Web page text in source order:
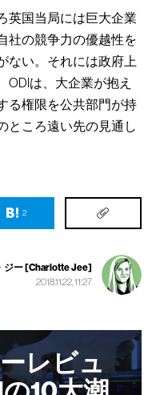
英国当局には巨大企業
社の競争力の優越性を
ない。それには政府上
ODIは、大企業が抱え
る権限を公共部門が持
ところ遠い先の見通し
2
ジー [Charlotte Jee]
2018.11.22, 11:27
レビュ